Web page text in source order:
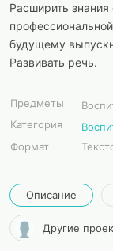
Расширить
будущему
Развивать речь.
Предметы
Категория
Формат
Описание
Другие